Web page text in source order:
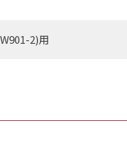
2)用